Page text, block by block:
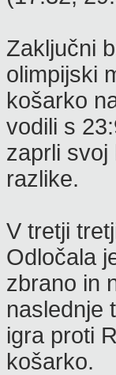
Zaključni
olimpijski
košarko
vodili s
zaprli svoj
razlike.
V tretji
Odločala
zbrano in
naslednje
igra proti
košarko.